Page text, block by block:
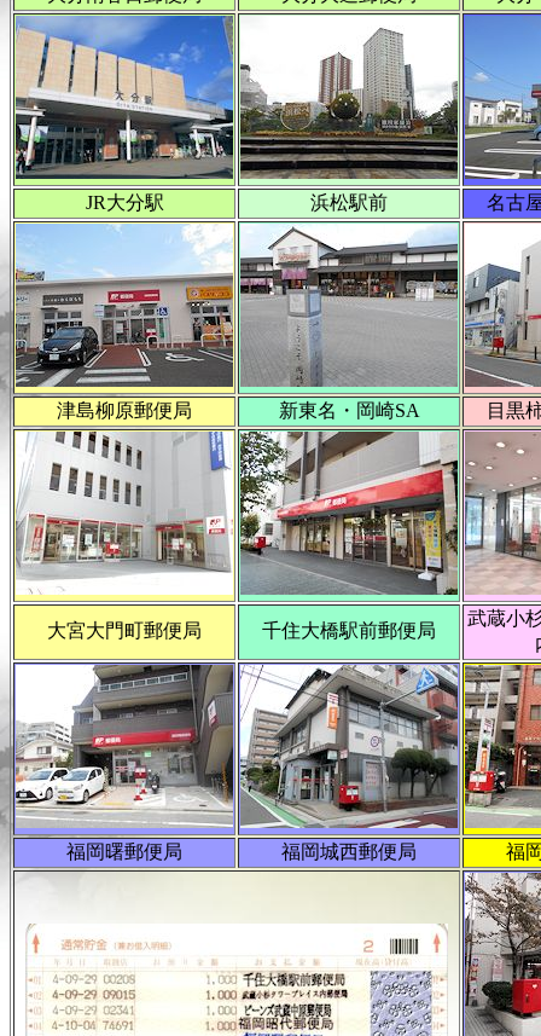
JR大分駅 浜松駅前 名古
津島柳原郵便局 新東名・岡崎SA 目黒
大宮大門町郵便局 千住大橋駅前郵便局
武蔵小
福岡曙郵便局 福岡城西郵便局 福